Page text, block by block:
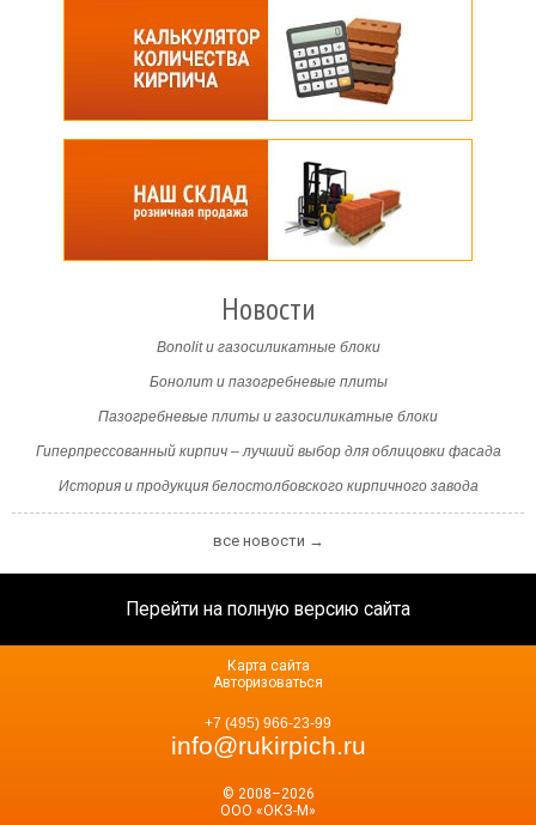
Новости
Bonolit и газосиликатные блоки
Бонолит и пазогребневые плиты
Пазогребневые плиты и газосиликатные блоки
Гиперпрессованный кирпич – лучший выбор для облицовки фасада
История и продукция белостолбовского кирпичного завода
все новости →
Перейти на полную версию сайта
© 2008–2026
ООО «ОКЗ-М»
+7 (495) 966-23-99
info@rukirpich.ru
Карта сайта
Авторизоваться